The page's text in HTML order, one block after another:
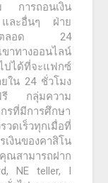
การถอนเงิน
และอื่นๆ ฝ่าย
วันตลอด 24
าทางออนไลน์
ได้ที่จะแฟกซ์
ใน 24 ชั่วโมง
ฟรี กลุ่มความ
รที่มีการศึกษา
ดเร็วทุกเมื่อที่
งินของคาสิโน
ณสามารถฝาก
NE teller, I